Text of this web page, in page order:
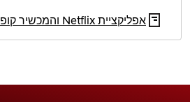
אפליקציית Netflix והמכשיר קופאים שניהם